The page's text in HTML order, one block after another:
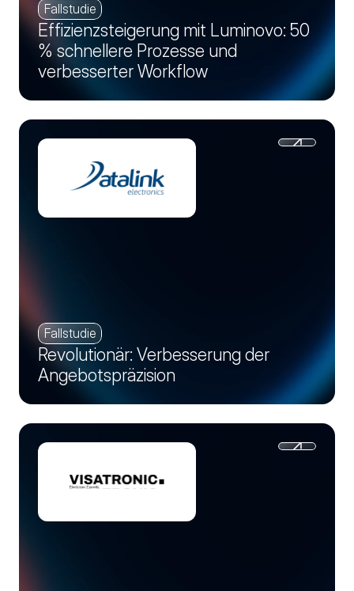
Fallstudie
Effizienzsteigerung mit Luminovo: 50
% schnellere Prozesse und
verbesserter Workflow
Fallstudie
Revolutionär: Verbesserung der
Angebotspräzision